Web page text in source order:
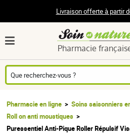
Livraison offerte à partir
Pharmacie
Pharmacie en ligne Soins saisonniers
Roll on anti moustiques
Puressentiel Anti-Pique Roller Répulsif